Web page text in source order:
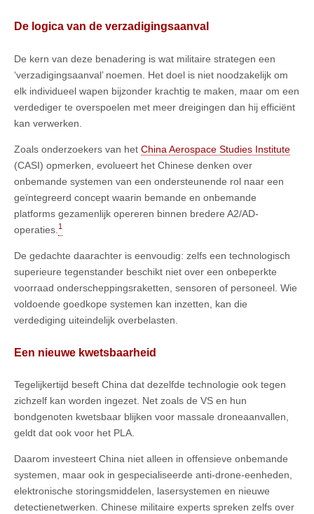
De logica van de verzadigingsaanval
De kern van deze benadering is wat militaire strategen een
‘verzadigingsaanval’ noemen. Het doel is niet noodzakelijk om
elk individueel wapen bijzonder krachtig te maken, maar om een
verdediger te overspoelen met meer dreigingen dan hij efficiënt
kan verwerken.
Zoals onderzoekers van het China Aerospace Studies Institute
(CASI) opmerken, evolueert het Chinese denken over
onbemande systemen van een ondersteunende rol naar een
geïntegreerd concept waarin bemande en onbemande
platforms gezamenlijk opereren binnen bredere A2/AD-
operaties. 1
De gedachte daarachter is eenvoudig: zelfs een technologisch
superieure tegenstander beschikt niet over een onbeperkte
voorraad onderscheppingsraketten, sensoren of personeel. Wie
voldoende goedkope systemen kan inzetten, kan die
verdediging uiteindelijk overbelasten.
Een nieuwe kwetsbaarheid
Tegelijkertijd beseft China dat dezelfde technologie ook tegen
zichzelf kan worden ingezet. Net zoals de VS en hun
bondgenoten kwetsbaar blijken voor massale droneaanvallen,
geldt dat ook voor het PLA.
Daarom investeert China niet alleen in offensieve onbemande
systemen, maar ook in gespecialiseerde anti-drone-eenheden,
elektronische storingsmiddelen, lasersystemen en nieuwe
detectienetwerken. Chinese militaire experts spreken zelfs over